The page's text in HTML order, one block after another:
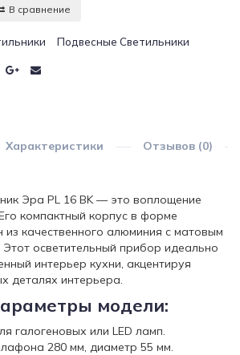
В сравнение
Подвесные Светильники
Характеристики Отзывов (0)
Эра PL 16 BK — это воплощение
компактный корпус в форме
качественного алюминия с матовым
осветительный прибор идеально
интерьер кухни, акцентируя
деталях интерьера.
модели:
галогеновых или LED ламп.
280 мм, диаметр 55 мм.